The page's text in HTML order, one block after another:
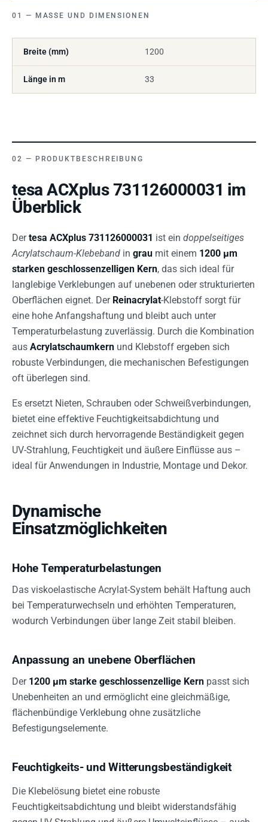
MASSE UND DIMENSIONEN
Breite (mm) 1200
Länge in m 33
PRODUKTBESCHREIBUNG
tesa ACXplus 731126000031 im
Überblick
Dertesa ACXplus 731126000031 ist ein doppelseitiges
Acrylatschaum-Klebeband in grau mit einem 1200 µm
starken geschlossenzelligen Kern, das sich ideal für
langlebige Verklebungen auf unebenen oder strukturierten
Oberflächen eignet. Der Reinacrylat-Klebstoff sorgt für
eine hohe Anfangshaftung und bleibt auch unter
Temperaturbelastung zuverlässig. Durch die Kombination
aus Acrylatschaumkern und Klebstoff ergeben sich
robuste Verbindungen, die mechanischen Befestigungen
oft überlegen sind.
Es ersetzt Nieten, Schrauben oder Schweißverbindungen,
bietet eine effektive Feuchtigkeitsabdichtung und
zeichnet sich durch hervorragende Beständigkeit gegen
UV-Strahlung, Feuchtigkeit und äußere Einflüsse aus –
ideal für Anwendungen in Industrie, Montage und Dekor.
Dynamische
Einsatzmöglichkeiten
Hohe Temperaturbelastungen
Das viskoelastische Acrylat-System behält Haftung auch
bei Temperaturwechseln und erhöhten Temperaturen,
wodurch Verbindungen über lange Zeit stabil bleiben.
Anpassung an unebene Oberflächen
Der 1200 µm starke geschlossenzellige Kern passt sich
Unebenheiten an und ermöglicht eine gleichmäßige,
flächenbündige Verklebung ohne zusätzliche
Befestigungselemente.
Feuchtigkeits- und Witterungsbeständigkeit
Die Klebelösung bietet eine robuste
Feuchtigkeitsabdichtung und bleibt widerstandsfähig